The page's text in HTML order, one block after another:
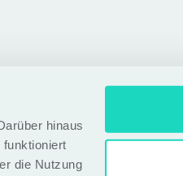
hinaus
die Nutzung